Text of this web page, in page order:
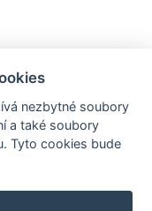
nezbytné soubory
a také soubory
Tyto cookies bude